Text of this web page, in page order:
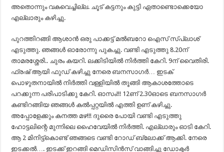
അതൊന്നും വകവെച്ചില്ല. ചൂട് കട്ടനും കുട്ടി ഏതാണ്ടൊക്കെയോ
എല്ലാരും കഴിച്ചു.
പുറത്തിറങ്ങി ആശാൻ ഒരു പാക്കട്ട് മൽബറോ ഐസ് സ്പ്ലാശ്
എടുത്തു. ഞങ്ങൾ ഓരോന്നു പുകച്ചു. വണ്ടി എടുത്തു 8.20ന്
താമരശ്ശേരി.. ചുരം കയറി. ലക്കിടിയിൽ നിർത്തി കേറി. 9ന് വൈതിരി.
ഫ്രഷ് ആയി ഫുഡ് കഴിച്ചു നേരെ ബനസാഗർ… ഇടക്
പൊഴുതനായിൽ നിർത്തി വള്ളിയിൽ തൂങ്ങി ആകാശത്തോടെ
പറക്കുന്ന പരിപാടിക്കു കേറി. ഓസം!!! 12ണ് 2.30ഓടെ ബനസാഗർ
കണ്ടിറങ്ങിയ ഞങ്ങൾ കൽപ്പറ്റയിൽ എത്തി ഉണ് കഴിച്ചു.
അപ്പോളേക്കും കനത്ത മഴ!!! ദുരൈ പോയി വണ്ടി എടുത്തു
ഹോട്ടലിന്റെ മുന്നിലെ ഹൈവേയിൽ നിർത്തി. എല്ലാരും ഓടി കേറി.
ആ 2 മിനിട്ട്കൊണ്ട് ഞങ്ങടെ വണ്ടി റോഡ് ബ്ലോക്ക് ആക്കി. നേരെ
ഇടക്കൽ…. ഇടക്ക് ഇറങ്ങി മെഡിസിൻസ് വാങ്ങിച്ചു ഡോക്ടർ